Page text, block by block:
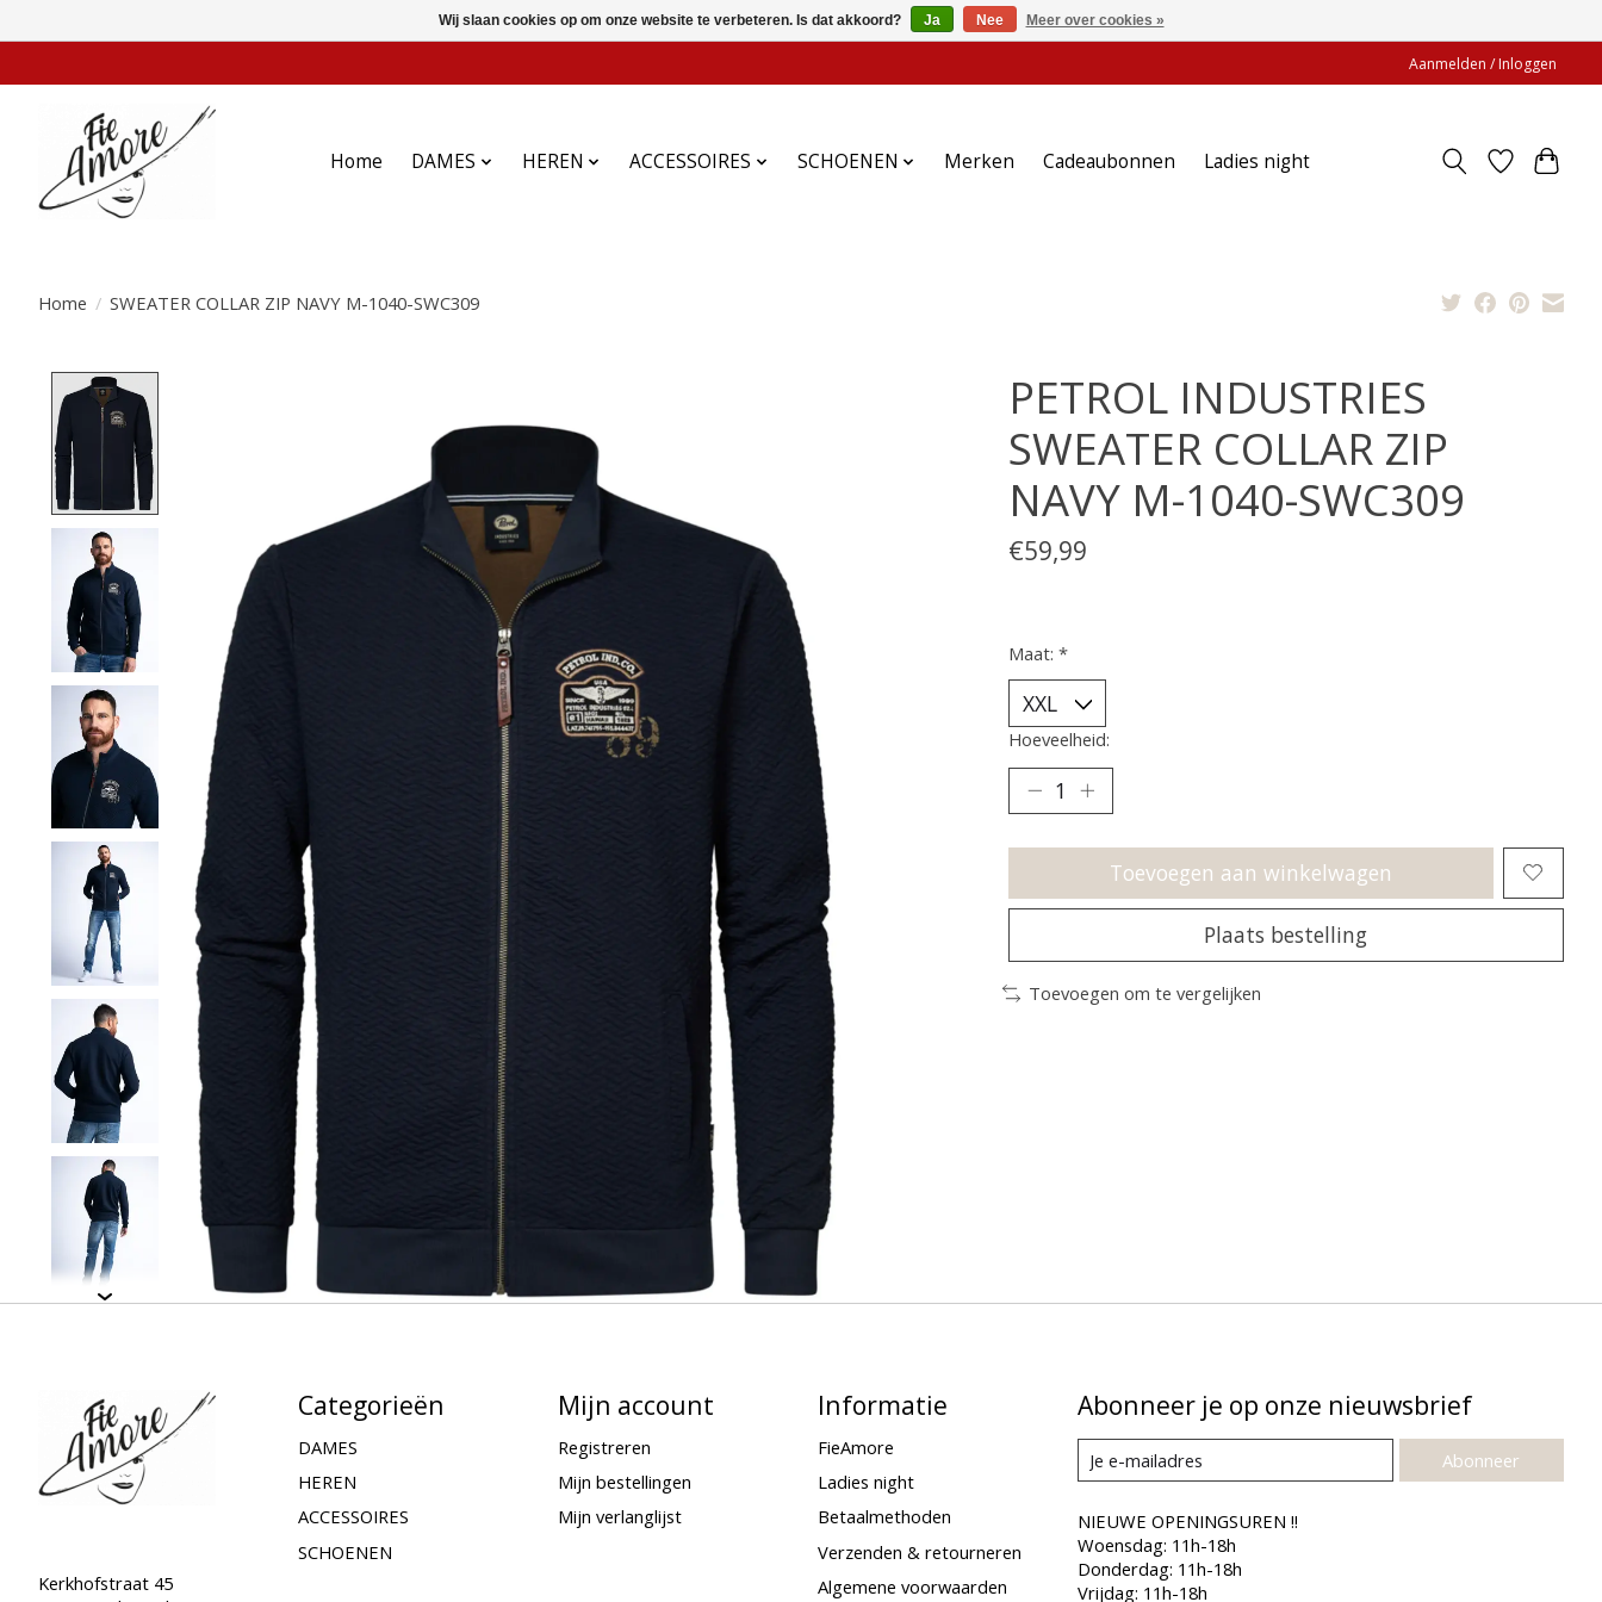
Aanmelden / Inloggen
Home DAMES HEREN ACCESSOIRES SCHOENEN Merken Cadeaubonnen Ladies night
Home / SWEATER COLLAR ZIP NAVY M-1040-SWC309
PETROL INDUSTRIES
SWEATER COLLAR ZIP
NAVY M-1040-SWC309
€59,99
Maat: *
Hoeveelheid:
Toevoegen aan winkelwagen
Plaats bestelling
Toevoegen om te vergelijken
Kerkhofstraat 45
Categorieën
DAMES
HEREN
ACCESSOIRES
SCHOENEN
Mijn account
Registreren
Mijn bestellingen
Mijn verlanglijst
Informatie
FieAmore
Ladies night
Betaalmethoden
Verzenden & retourneren
Algemene voorwaarden
Abonneer je op onze nieuwsbrief
Abonneer
NIEUWE OPENINGSUREN !!
Woensdag: 11h-18h
Donderdag: 11h-18h
Vrijdag: 11h-18h
Wij slaan cookies op om onze website te verbeteren. Is dat akkoord? Ja Nee Meer over cookies »